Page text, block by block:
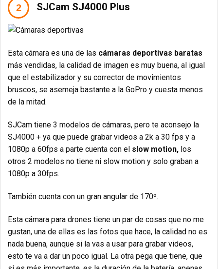
SJCam SJ4000 Plus
Esta cámara es una de las cámaras deportivas baratas
más vendidas, la calidad de imagen es muy buena, al igual
que el estabilizador y su corrector de movimientos
bruscos, se asemeja bastante a la GoPro y cuesta menos
de la mitad.
SJCam tiene 3 modelos de cámaras, pero te aconsejo la
SJ4000 + ya que puede grabar videos a 2k a 30 fps y a
1080p a 60fps a parte cuenta con el slow motion, los
otros 2 modelos no tiene ni slow motion y solo graban a
1080p a 30fps.
También cuenta con un gran angular de 170º.
Esta cámara para drones tiene un par de cosas que no me
gustan, una de ellas es las fotos que hace, la calidad no es
nada buena, aunque si la vas a usar para grabar videos,
esto te va a dar un poco igual. La otra pega que tiene, que